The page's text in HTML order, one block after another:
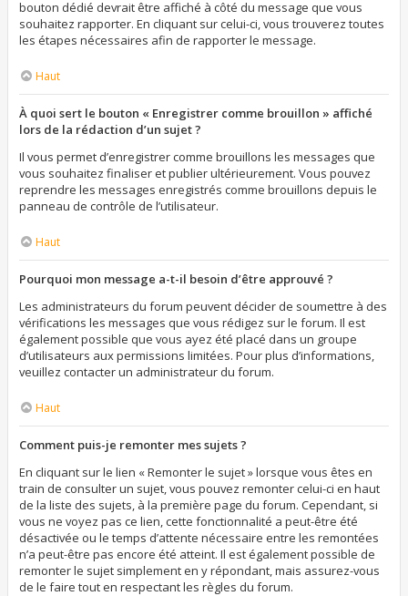
bouton dédié devrait être affiché à côté du message que vous
souhaitez rapporter. En cliquant sur celui-ci, vous trouverez toutes
les étapes nécessaires afin de rapporter le message.
Haut
À quoi sert le bouton « Enregistrer comme brouillon » affiché
lors de la rédaction d’un sujet ?
Il vous permet d’enregistrer comme brouillons les messages que
vous souhaitez finaliser et publier ultérieurement. Vous pouvez
reprendre les messages enregistrés comme brouillons depuis le
panneau de contrôle de l’utilisateur.
Haut
Pourquoi mon message a-t-il besoin d’être approuvé ?
Les administrateurs du forum peuvent décider de soumettre à des
vérifications les messages que vous rédigez sur le forum. Il est
également possible que vous ayez été placé dans un groupe
d’utilisateurs aux permissions limitées. Pour plus d’informations,
veuillez contacter un administrateur du forum.
Haut
Comment puis-je remonter mes sujets ?
En cliquant sur le lien « Remonter le sujet » lorsque vous êtes en
train de consulter un sujet, vous pouvez remonter celui-ci en haut
de la liste des sujets, à la première page du forum. Cependant, si
vous ne voyez pas ce lien, cette fonctionnalité a peut-être été
désactivée ou le temps d’attente nécessaire entre les remontées
n’a peut-être pas encore été atteint. Il est également possible de
remonter le sujet simplement en y répondant, mais assurez-vous
de le faire tout en respectant les règles du forum.